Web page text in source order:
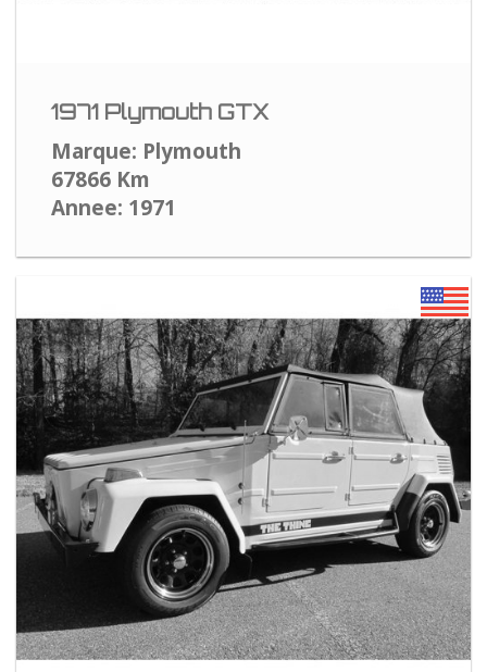
1971 Plymouth GTX
Marque: Plymouth
67866 Km
Annee: 1971